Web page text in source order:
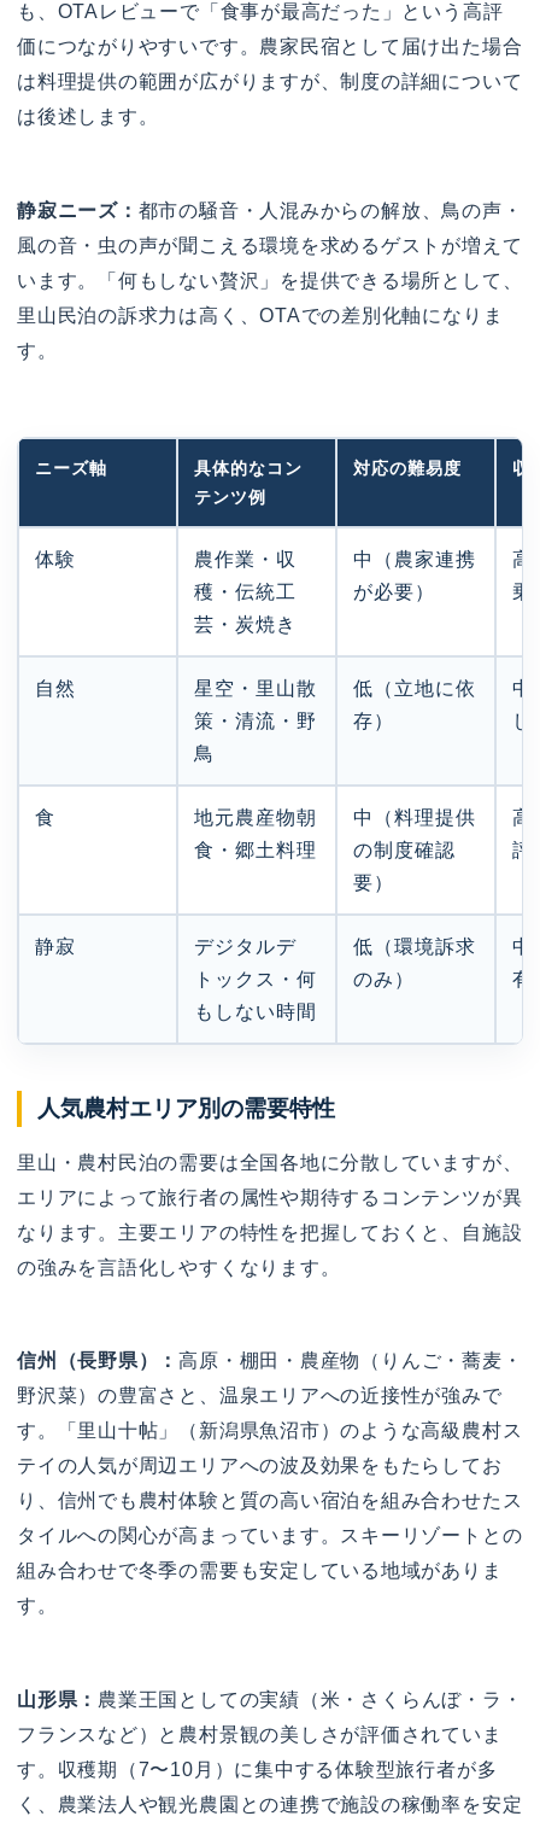
も、OTAレビューで「食事が最高だった」という高評
価につながりやすいです。農家民宿として届け出た場合
は料理提供の範囲が広がりますが、制度の詳細について
は後述します。
静寂ニーズ： 都市の騒音・人混みからの解放、鳥の声・
風の音・虫の声が聞こえる環境を求めるゲストが増えて
います。「何もしない贅沢」を提供できる場所として、
里山民泊の訴求力は高く、OTAでの差別化軸になりま
す。
ニーズ軸
具体的なコン
テンツ例
対応の難易度 収
体験
農作業・収
穫・伝統工
芸・炭焼き
中（農家連携
が必要）
高
乗
自然
星空・里山散
策・清流・野
鳥
低（立地に依
存）
中
し
食
地元農産物朝
食・郷土料理
中（料理提供
の制度確認
要）
高
評
静寂
デジタルデ
トックス・何
もしない時間
低（環境訴求
のみ）
中
有
人気農村エリア別の需要特性
里山・農村民泊の需要は全国各地に分散していますが、
エリアによって旅行者の属性や期待するコンテンツが異
なります。主要エリアの特性を把握しておくと、自施設
の強みを言語化しやすくなります。
信州（長野県）：高原・棚田・農産物（りんご・蕎麦・
野沢菜）の豊富さと、温泉エリアへの近接性が強みで
す。「里山十帖」（新潟県魚沼市）のような高級農村ス
テイの人気が周辺エリアへの波及効果をもたらしてお
り、信州でも農村体験と質の高い宿泊を組み合わせたス
タイルへの関心が高まっています。スキーリゾートとの
組み合わせで冬季の需要も安定している地域がありま
す。
山形県： 農業王国としての実績（米・さくらんぼ・ラ・
フランスなど）と農村景観の美しさが評価されていま
す。収穫期（7〜10月）に集中する体験型旅行者が多
く、農業法人や観光農園との連携で施設の稼働率を安定